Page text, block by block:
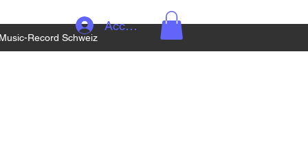
Music-Record Schweiz
Accedi